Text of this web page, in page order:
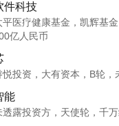
件科技
平医疗健康基金，凯辉基
亿人民币
悦投资，大有资本，B轮，
能
透露投资方，天使轮，千